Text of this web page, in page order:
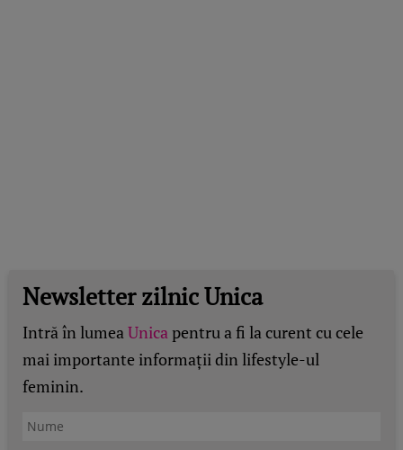
Newsletter zilnic Unica
Intră în lumeaUnicapentru a fi la curent cu cele
mai importante informații din lifestyle-ul
feminin.